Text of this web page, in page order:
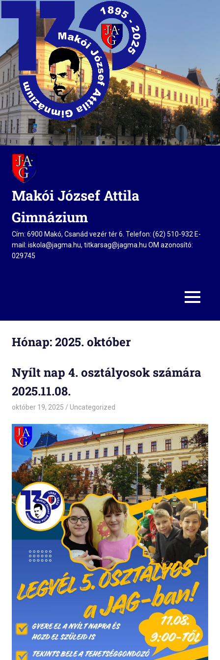
Skip
content
Makói József Attila
Gimnázium
Cím: 6900 Makó, Csanád vezér tér 6. Telefon: (62) 510-932 E-
mail: iskola@jagma.hu, titkarsag@jagma.hu OM azonosító:
029745
MENU
Hónap:2025. október
Nyílt nap 4. osztályosok számára
2025.11.08.
október 19, 2025 admin
Uncategorized